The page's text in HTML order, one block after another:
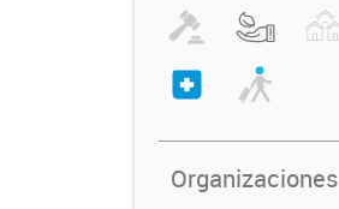
Organizaciones